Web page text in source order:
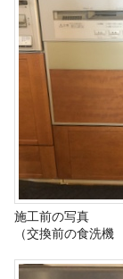
施工前の写真
（交換前の食洗機